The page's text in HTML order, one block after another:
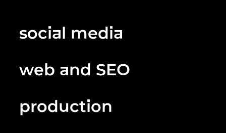
social media
web and SEO
production